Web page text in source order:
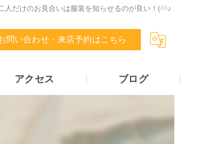
人だけのお見合いは服装を知らせるのが良い！(^^♪
問い合わせ・来店予約はこちら
アクセス ブログ